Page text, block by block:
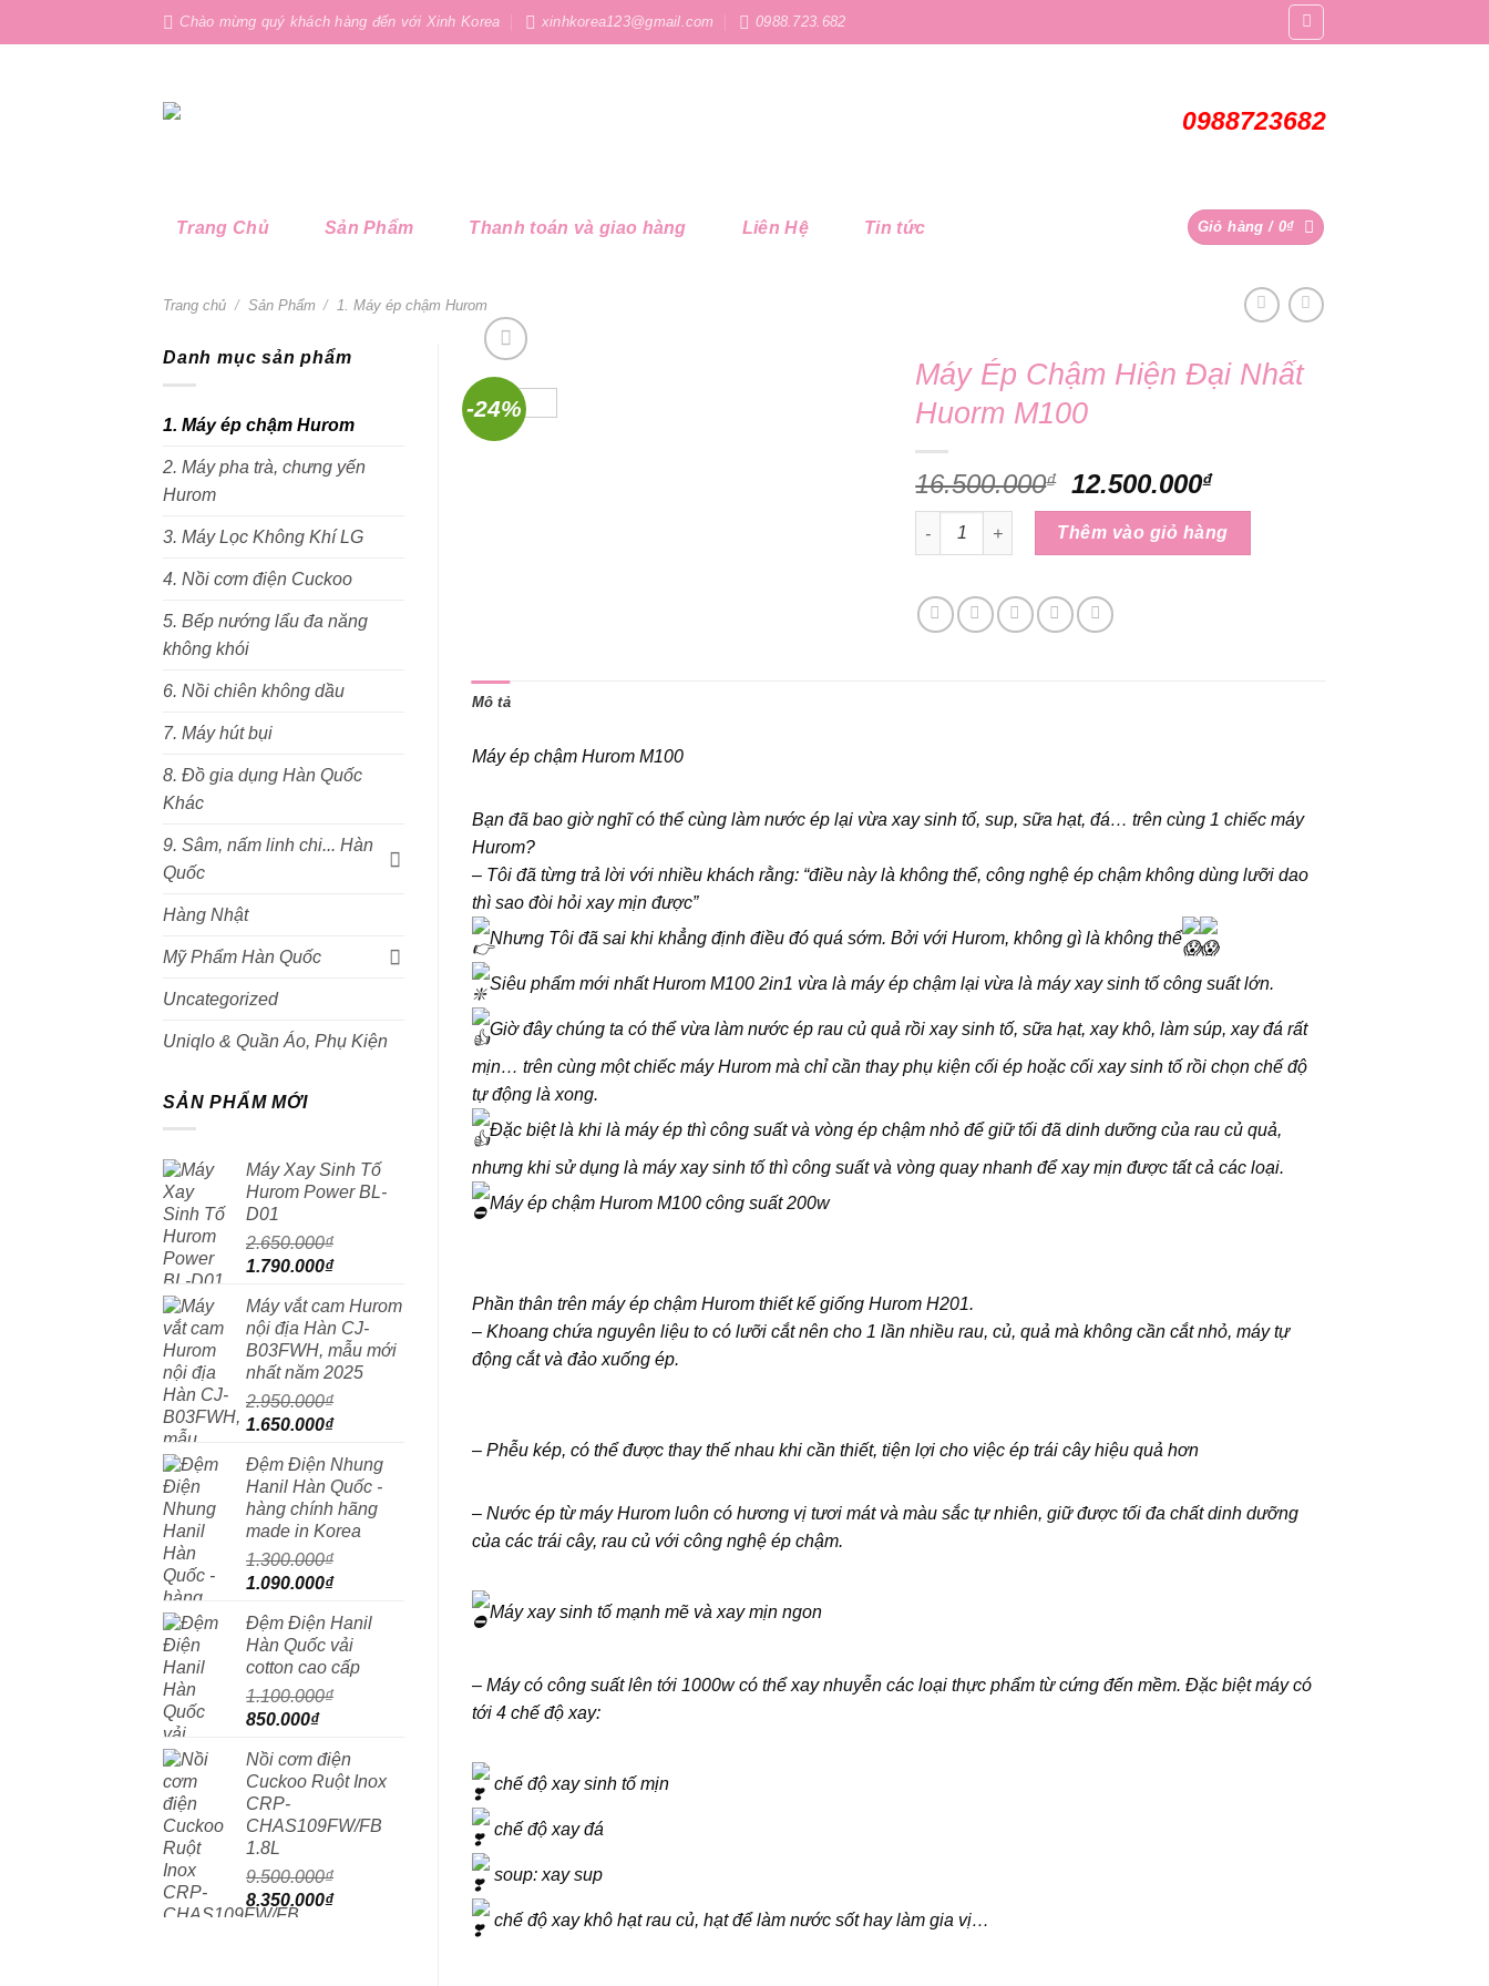
to
Chào mừng quý khách hàng đến với Xinh Korea xinhkorea123@gmail.com 0988.723.682
0988723682
Trang Chủ Sản Phẩm Thanh toán và giao hàng Liên Hệ Tin tức Giỏ hàng / 0₫
Trang chủ / Sản Phẩm / 1. Máy ép chậm Hurom
Danh mục sản phẩm
1. Máy ép chậm Hurom
2. Máy pha trà, chưng yến
Hurom
3. Máy Lọc Không Khí LG
4. Nồi cơm điện Cuckoo
5. Bếp nướng lẩu đa năng
không khói
6. Nồi chiên không dầu
7. Máy hút bụi
8. Đồ gia dụng Hàn Quốc
Khác
9. Sâm, nấm linh chi... Hàn
Quốc
Hàng Nhật
Mỹ Phẩm Hàn Quốc
Uncategorized
Uniqlo & Quần Áo, Phụ Kiện
SẢN PHẨM MỚI
Máy Xay Sinh Tố
Hurom Power BL-
D01
2.650.000₫
Giá
là:
2.650.000₫.
1.790.000₫Giá
tại
là:
1.790.000₫.
Máy vắt cam Hurom
nội địa Hàn CJ-
B03FWH, mẫu mới
nhất năm 2025
2.950.000₫
Giá
là:
2.950.000₫.
1.650.000₫Giá
tại
là:
1.650.000₫.
Đệm Điện Nhung
Hanil Hàn Quốc -
hàng chính hãng
made in Korea
1.300.000₫
Giá
là:
1.300.000₫.
1.090.000₫Giá
tại
là:
1.090.000₫.
Đệm Điện Hanil
Hàn Quốc vải
cotton cao cấp
1.100.000₫
Giá
là:
1.100.000₫.
850.000₫Giá
tại
là:
Nồi cơm điện
Cuckoo Ruột Inox
CRP-
CHAS109FW/FB
1.8L
9.500.000₫
Giá
gốc
8.350.000₫Giá
-24%
Máy Ép Chậm Hiện Đại Nhất
Huorm M100
16.500.000₫
Giá
gốc
là:
16.500.000₫.
12.500.000₫Giá
hiện
tại
là:
Máy Ép Chậm Hiện Đại Nhất Huorm M100 số lượng
Thêm vào giỏ hàng
Mô tả
Máy ép chậm Hurom M100
Bạn đã bao giờ nghĩ có thể cùng làm nước ép lại vừa xay sinh tố, sup, sữa hạt, đá… trên cùng 1 chiếc máy
Hurom?
– Tôi đã từng trả lời với nhiều khách rằng: “điều này là không thể, công nghệ ép chậm không dùng lưỡi dao
thì sao đòi hỏi xay mịn được”
Nhưng Tôi đã sai khi khẳng định điều đó quá sớm. Bởi với Hurom, không gì là không thể
Siêu phẩm mới nhất Hurom M100 2in1 vừa là máy ép chậm lại vừa là máy xay sinh tố công suất lớn.
Giờ đây chúng ta có thể vừa làm nước ép rau củ quả rồi xay sinh tố, sữa hạt, xay khô, làm súp, xay đá rất
mịn… trên cùng một chiếc máy Hurom mà chỉ cần thay phụ kiện cối ép hoặc cối xay sinh tố rồi chọn chế độ
tự động là xong.
Đặc biệt là khi là máy ép thì công suất và vòng ép chậm nhỏ để giữ tối đã dinh dưỡng của rau củ quả,
nhưng khi sử dụng là máy xay sinh tố thì công suất và vòng quay nhanh để xay mịn được tất cả các loại.
Máy ép chậm Hurom M100công suất 200w
Phần thân trên máy ép chậm Hurom thiết kế giống Hurom H201.
– Khoang chứa nguyên liệu to có lưỡi cắt nên cho 1 lần nhiều rau, củ, quả mà không cần cắt nhỏ, máy tự
động cắt và đảo xuống ép.
– Phễu kép, có thể được thay thế nhau khi cần thiết, tiện lợi cho việc ép trái cây hiệu quả hơn
– Nước ép từ máy Hurom luôn có hương vị tươi mát và màu sắc tự nhiên, giữ được tối đa chất dinh dưỡng
của các trái cây, rau củ với công nghệ ép chậm.
Máy xay sinh tố mạnh mẽ và xay mịn ngon
– Máy có công suất lên tới 1000w có thể xay nhuyễn các loại thực phẩm từ cứng đến mềm. Đặc biệt máy có
tới 4 chế độ xay:
chế độ xay sinh tố mịn
chế độ xay đá
soup: xay sup
chế độ xay khô hạt rau củ, hạt để làm nước sốt hay làm gia vị…